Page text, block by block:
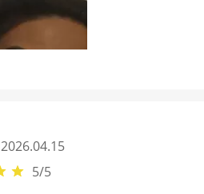
2026.04.15
5/5